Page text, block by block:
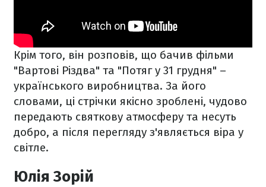
Крім того, він розповів, що бачив фільми
"Вартові Різдва" та "Потяг у 31 грудня" –
українського виробництва. За його
словами, ці стрічки якісно зроблені, чудово
передають святкову атмосферу та несуть
добро, а після перегляду з'являється віра у
світле.
Юлія Зорій